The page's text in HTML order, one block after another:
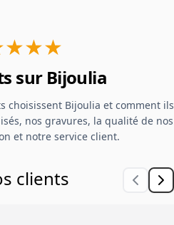
sur Bijoulia
choisissent Bijoulia et comment ils
nos gravures, la qualité de nos
et notre service client.
clients